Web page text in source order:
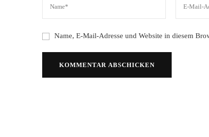
Name, E-Mail-Adresse und Website in diesem